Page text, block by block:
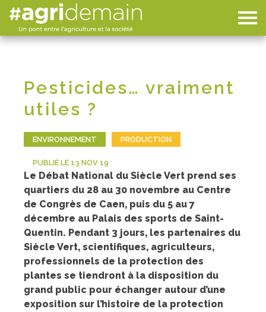
Pesticides… vraiment
utiles ?
ENVIRONNEMENT PRODUCTION
PUBLIÉ LE 13 NOV 19
Le Débat National du Siècle Vert prend ses
quartiers du 28 au 30 novembre au Centre
de Congrès de Caen, puis du 5 au 7
décembre au Palais des sports de Saint-
Quentin. Pendant 3 jours, les partenaires du
Siècle Vert, scientifiques, agriculteurs,
professionnels de la protection des
plantes se tiendront à la disposition du
grand public pour échanger autour d’une
exposition sur l’histoire de la protection